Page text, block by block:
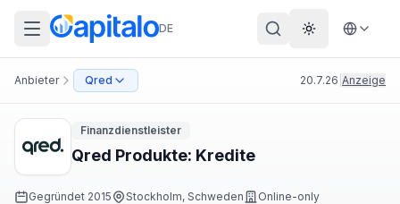
DE Theme
Anbieter Qred 20.7.26 Anzeige
Finanzdienstleister
Qred Produkte: Kredite
Gegründet 2015 Stockholm, Schweden Online-only